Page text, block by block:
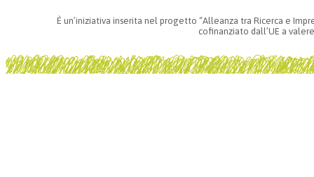
È un’iniziativa inserita nel progetto “Alleanza tra Ricerca e
cofinanziato dall’UE a